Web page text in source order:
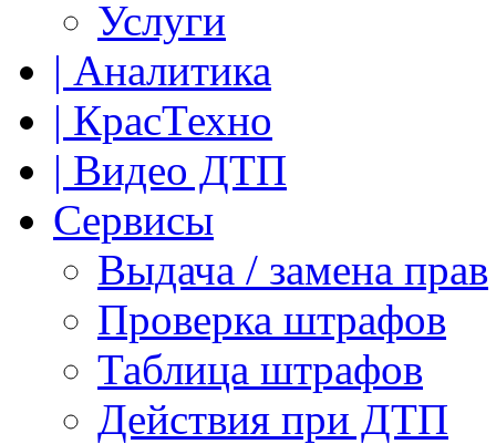
Услуги
| Аналитика
| КрасТехно
| Видео ДТП
Сервисы
Выдача / замена прав
Проверка штрафов
Таблица штрафов
Действия при ДТП